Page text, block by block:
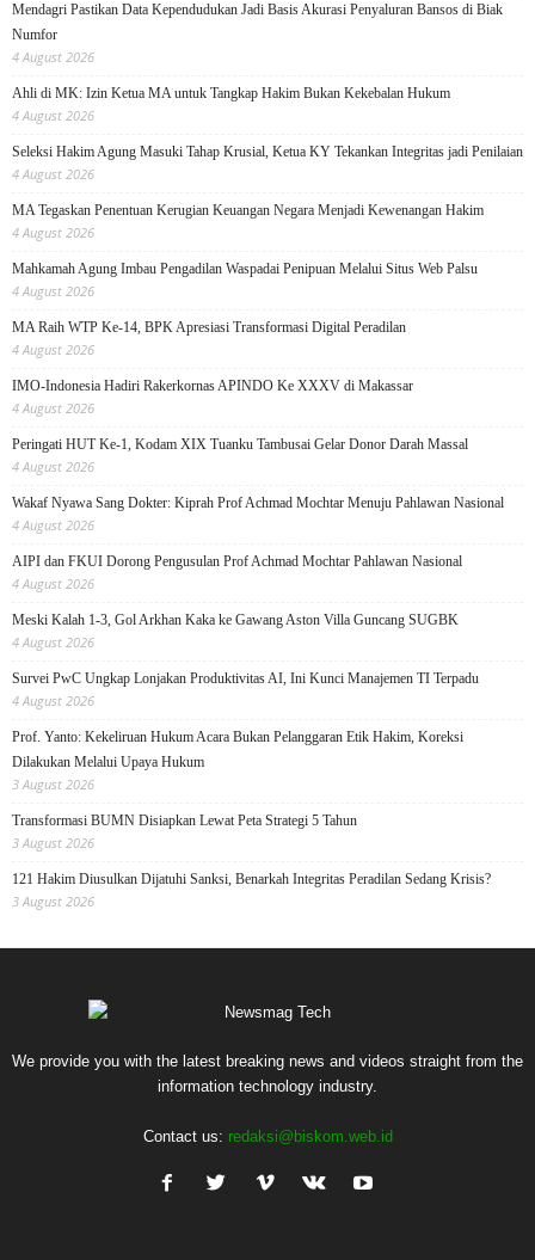
Mendagri Pastikan Data Kependudukan Jadi Basis Akurasi Penyaluran Bansos di Biak
Numfor
4 August 2026
Ahli di MK: Izin Ketua MA untuk Tangkap Hakim Bukan Kekebalan Hukum
4 August 2026
Seleksi Hakim Agung Masuki Tahap Krusial, Ketua KY Tekankan Integritas jadi Penilaian
4 August 2026
MA Tegaskan Penentuan Kerugian Keuangan Negara Menjadi Kewenangan Hakim
4 August 2026
Mahkamah Agung Imbau Pengadilan Waspadai Penipuan Melalui Situs Web Palsu
4 August 2026
MA Raih WTP Ke-14, BPK Apresiasi Transformasi Digital Peradilan
4 August 2026
IMO-Indonesia Hadiri Rakerkornas APINDO Ke XXXV di Makassar
4 August 2026
Peringati HUT Ke-1, Kodam XIX Tuanku Tambusai Gelar Donor Darah Massal
4 August 2026
Wakaf Nyawa Sang Dokter: Kiprah Prof Achmad Mochtar Menuju Pahlawan Nasional
4 August 2026
AIPI dan FKUI Dorong Pengusulan Prof Achmad Mochtar Pahlawan Nasional
4 August 2026
Meski Kalah 1-3, Gol Arkhan Kaka ke Gawang Aston Villa Guncang SUGBK
4 August 2026
Survei PwC Ungkap Lonjakan Produktivitas AI, Ini Kunci Manajemen TI Terpadu
4 August 2026
Prof. Yanto: Kekeliruan Hukum Acara Bukan Pelanggaran Etik Hakim, Koreksi
Dilakukan Melalui Upaya Hukum
3 August 2026
Transformasi BUMN Disiapkan Lewat Peta Strategi 5 Tahun
3 August 2026
121 Hakim Diusulkan Dijatuhi Sanksi, Benarkah Integritas Peradilan Sedang Krisis?
3 August 2026
We provide you with the latest breaking news and videos straight from the
information technology industry.
Contact us: redaksi@biskom.web.id